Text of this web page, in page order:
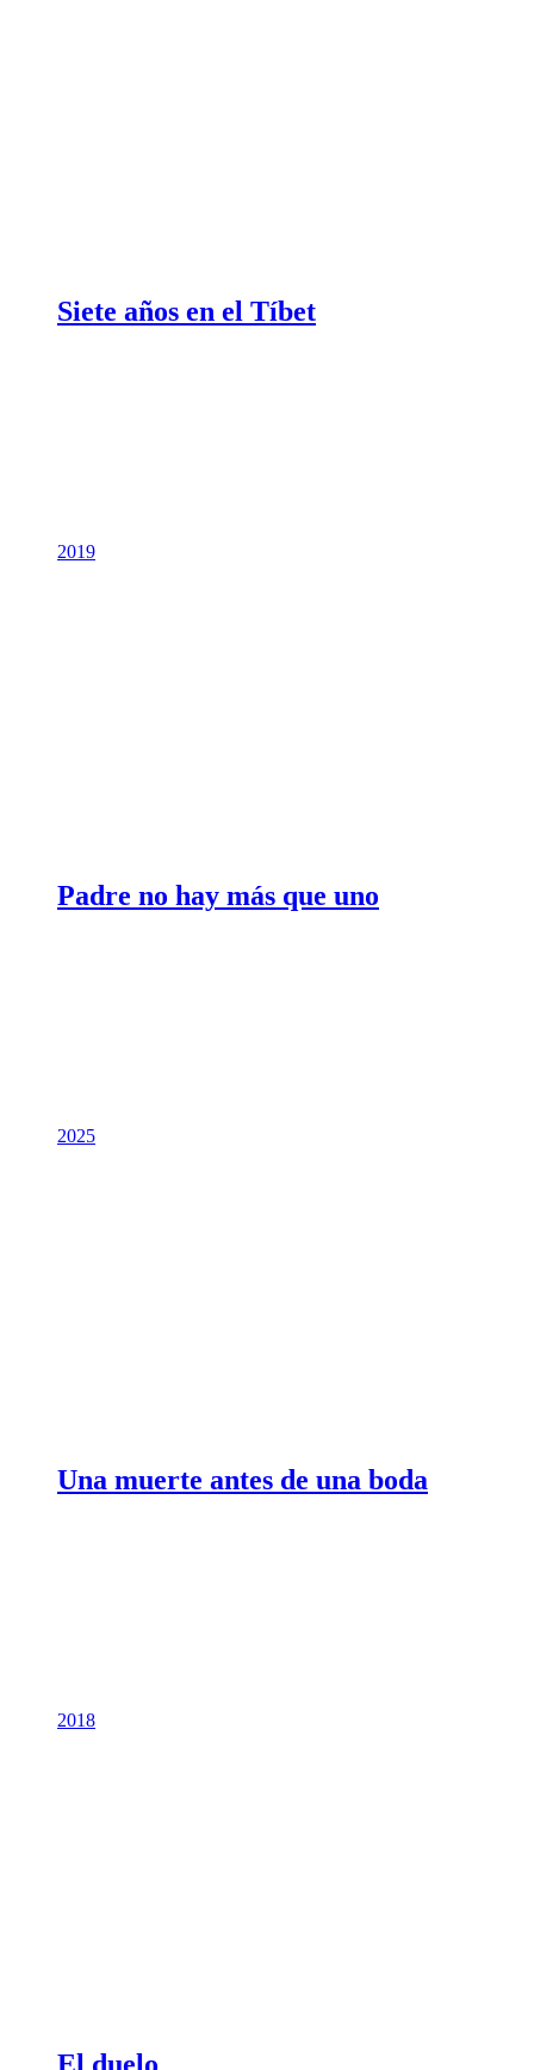
Siete años en el Tíbet
2019
Padre no hay más que uno
2025
Una muerte antes de una boda
2018